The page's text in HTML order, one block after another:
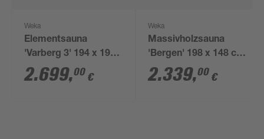
Weka
Elementsauna
'Varberg 3' 194 x 194
cm mit Ofen 'OS' 7,5
kW
2.699,00 €
Weka
Massivholzsauna
'Bergen' 198 x 148 cm
mit Glastür, Fenster
2.339,00 €